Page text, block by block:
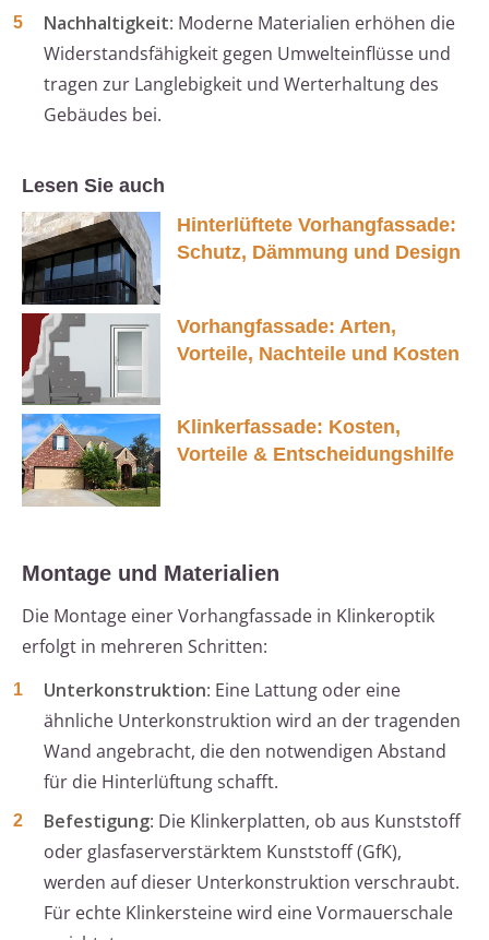
Nachhaltigkeit: Moderne Materialien erhöhen die
Widerstandsfähigkeit gegen Umwelteinflüsse und
tragen zur Langlebigkeit und Werterhaltung des
Gebäudes bei.
Lesen Sie auch
Hinterlüftete Vorhangfassade:
Schutz, Dämmung und Design
Vorhangfassade: Arten,
Vorteile, Nachteile und Kosten
Klinkerfassade: Kosten,
Vorteile & Entscheidungshilfe
Montage und Materialien
Die Montage einer Vorhangfassade in Klinkeroptik
erfolgt in mehreren Schritten:
Unterkonstruktion: Eine Lattung oder eine
ähnliche Unterkonstruktion wird an der tragenden
Wand angebracht, die den notwendigen Abstand
für die Hinterlüftung schafft.
Befestigung: Die Klinkerplatten, ob aus Kunststoff
oder glasfaserverstärktem Kunststoff (GfK),
werden auf dieser Unterkonstruktion verschraubt.
Für echte Klinkersteine wird eine Vormauerschale